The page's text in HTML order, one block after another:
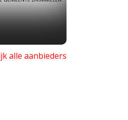
alle aanbieders